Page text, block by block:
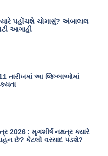
પહોંચશે ચોમાસું? અંબાલાલ
આગાહી
તારીખમાં આ જિલ્લાઓમાં
2026 : મૃગશીર્ષ નક્ષત્ર ક્યારે
છે? કેટલો વરસાદ પડશે?